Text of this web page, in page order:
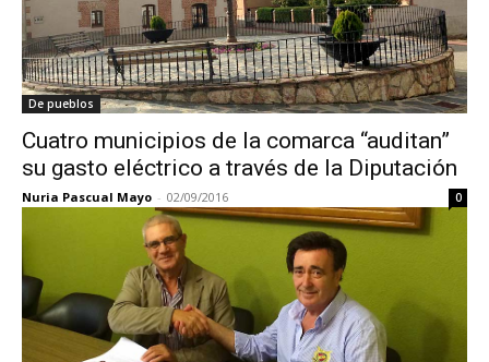
De pueblos
Cuatro municipios de la comarca “auditan”
su gasto eléctrico a través de la Diputación
Nuria Pascual Mayo - 02/09/2016 0